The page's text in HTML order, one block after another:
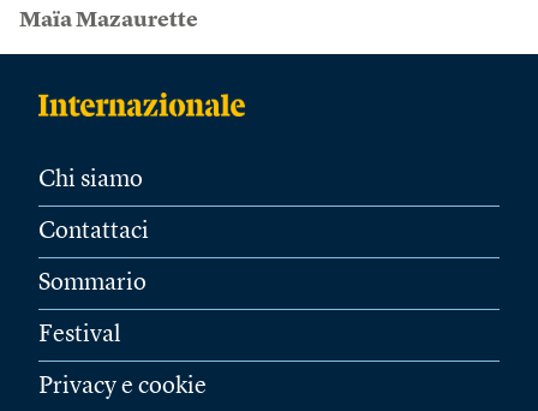
Maïa Mazaurette
Chi siamo
Contattaci
Sommario
Festival
Privacy e cookie